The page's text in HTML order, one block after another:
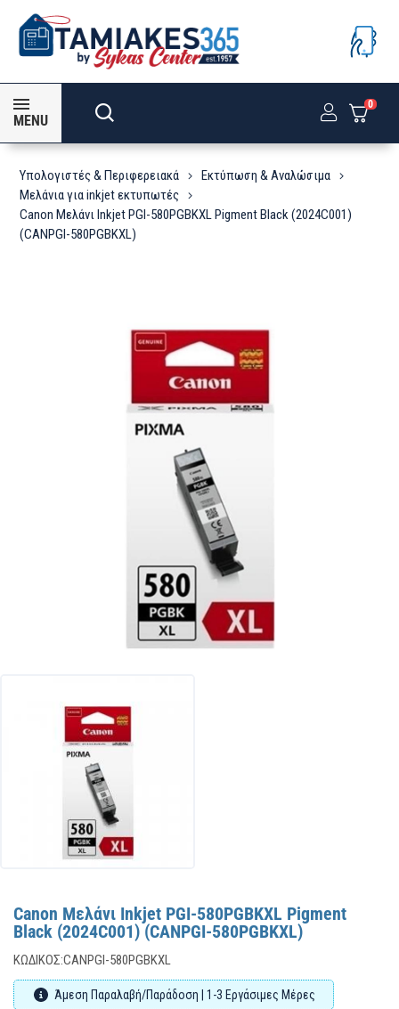
MENU
0
Υπολογιστές & Περιφερειακά
Εκτύπωση & Αναλώσιμα
Μελάνια για inkjet εκτυπωτές
Canon Μελάνι Inkjet PGI-580PGBKXL Pigment Black (2024C001)
(CANPGI-580PGBKXL)
Canon Μελάνι Inkjet PGI-580PGBKXL Pigment
Black (2024C001) (CANPGI-580PGBKXL)
ΚΩΔΙΚΌΣ:CANPGI-580PGBKXL
Άμεση Παραλαβή/Παράδοση | 1-3 Εργάσιμες Μέρες